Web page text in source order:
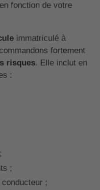
fonction de votre
immatriculé à
fortement
risques. Elle inclut en
:
;
;